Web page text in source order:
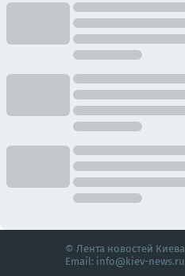
© Лента новостей Киева
Email: info@kiev-news.ru